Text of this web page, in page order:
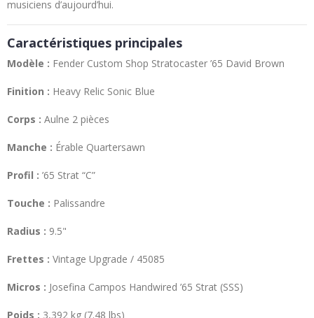
musiciens d’aujourd’hui.
Caractéristiques principales
Modèle : Fender Custom Shop Stratocaster ’65 David Brown
Finition : Heavy Relic Sonic Blue
Corps : Aulne 2 pièces
Manche : Érable Quartersawn
Profil : ’65 Strat “C”
Touche : Palissandre
Radius : 9.5"
Frettes : Vintage Upgrade / 45085
Micros : Josefina Campos Handwired ’65 Strat (SSS)
Poids : 3,392 kg (7.48 lbs)